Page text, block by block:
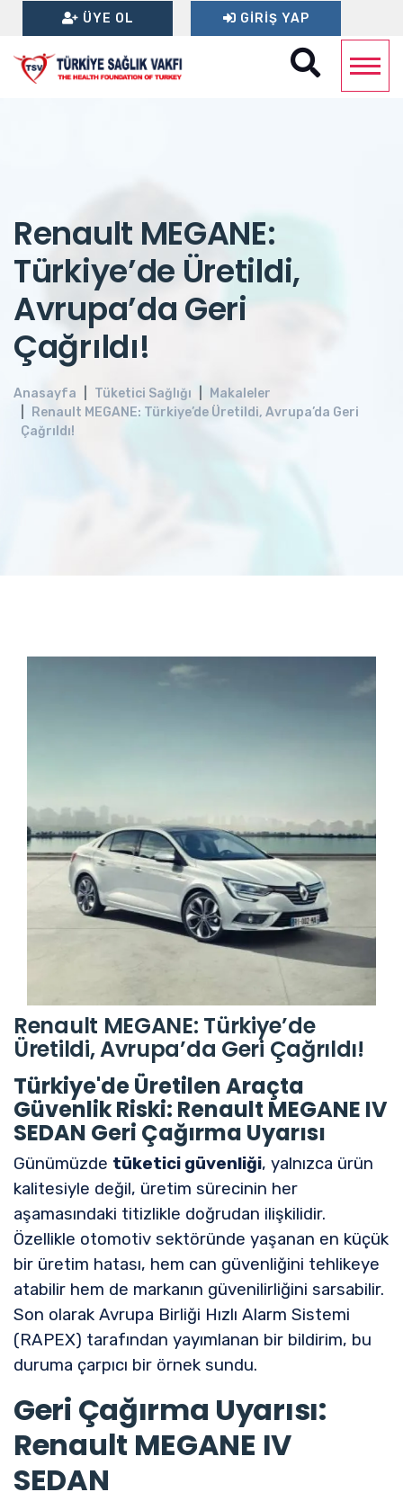
ÜYE OL GIRIŞ YAP
Renault MEGANE:
Türkiye’de Üretildi,
Avrupa’da Geri
Çağrıldı!
Anasayfa Tüketici Sağlığı
Makaleler
Renault MEGANE: Türkiye’de Üretildi, Avrupa’da Geri
Çağrıldı!
Renault MEGANE: Türkiye’de
Üretildi, Avrupa’da Geri Çağrıldı!
Türkiye'de Üretilen Araçta
Güvenlik Riski: Renault MEGANE IV
SEDAN Geri Çağırma Uyarısı
Günümüzde tüketici güvenliği, yalnızca ürün
kalitesiyle değil, üretim sürecinin her
aşamasındaki titizlikle doğrudan ilişkilidir.
Özellikle otomotiv sektöründe yaşanan en küçük
bir üretim hatası, hem can güvenliğini tehlikeye
atabilir hem de markanın güvenilirliğini sarsabilir.
Son olarak Avrupa Birliği Hızlı Alarm Sistemi
(RAPEX) tarafından yayımlanan bir bildirim, bu
duruma çarpıcı bir örnek sundu.
Geri Çağırma Uyarısı:
Renault MEGANE IV
SEDAN